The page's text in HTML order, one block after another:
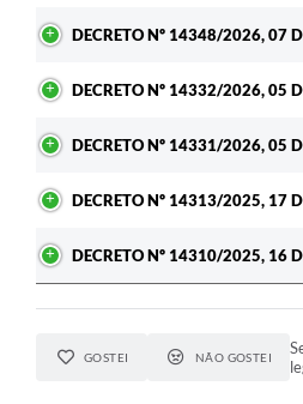
DECRETO Nº 14348/2026, 07
DECRETO Nº 14332/2026, 05
DECRETO Nº 14331/2026, 05
DECRETO Nº 14313/2025, 17
DECRETO Nº 14310/2025, 16
GOSTEI NÃO GOSTEI